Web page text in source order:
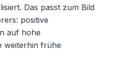
Das passt zum Bild
positive
auf hohe
weiterhin frühe